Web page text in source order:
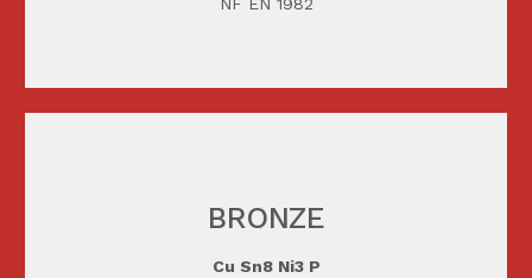
BRONZE
Cu Sn8 Ni3 P